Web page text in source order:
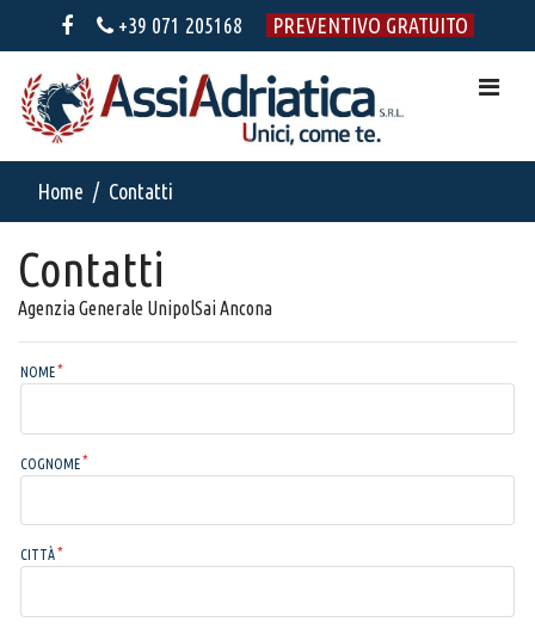
+39 071 205168 PREVENTIVO GRATUITO
Home Contatti
Contatti
Agenzia Generale UnipolSai Ancona
NOME
COGNOME
CITTÀ